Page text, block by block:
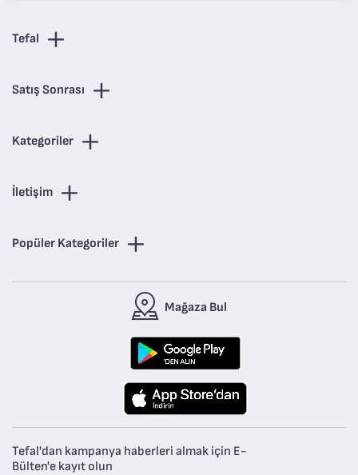
Tefal
Satış Sonrası
Kategoriler
İletişim
Popüler Kategoriler
Mağaza Bul
Tefal'dan kampanya haberleri almak için E-
Bülten'e kayıt olun